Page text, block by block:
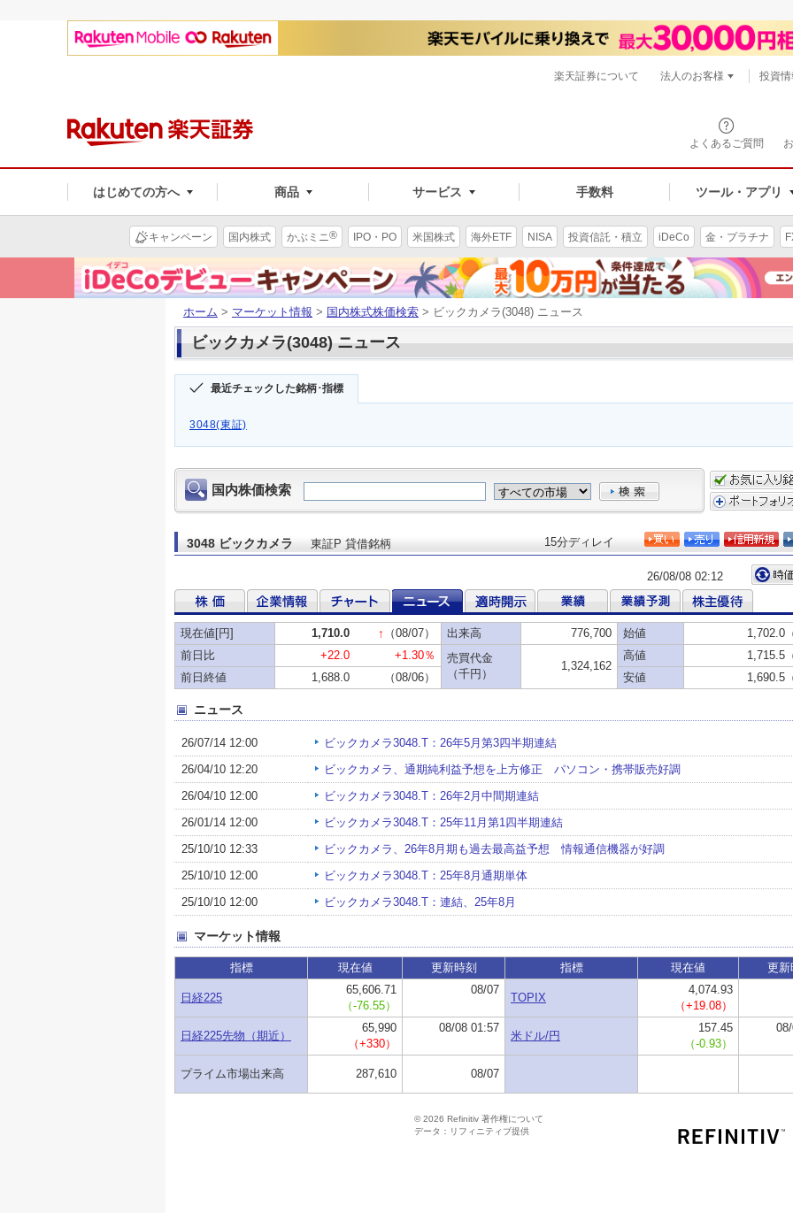
よくあるご質問
はじめての方へ 商品 サービス 手数料 ツール・アプリ
楽天証券について 法人のお客様 投資
キャンペーン 国内株式 かぶミニ® IPO・PO 米国株式 海外ETF NISA 投資信託・積立 iDeCo 金・プラチナ
ホーム > マーケット情報 > 国内株式株価検索 > ビックカメラ(3048) ニュース
ビックカメラ(3048) ニュース
最近チェックした銘柄･指標
3048(東証)